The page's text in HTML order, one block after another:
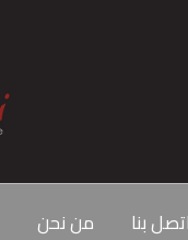
من نحن بنا